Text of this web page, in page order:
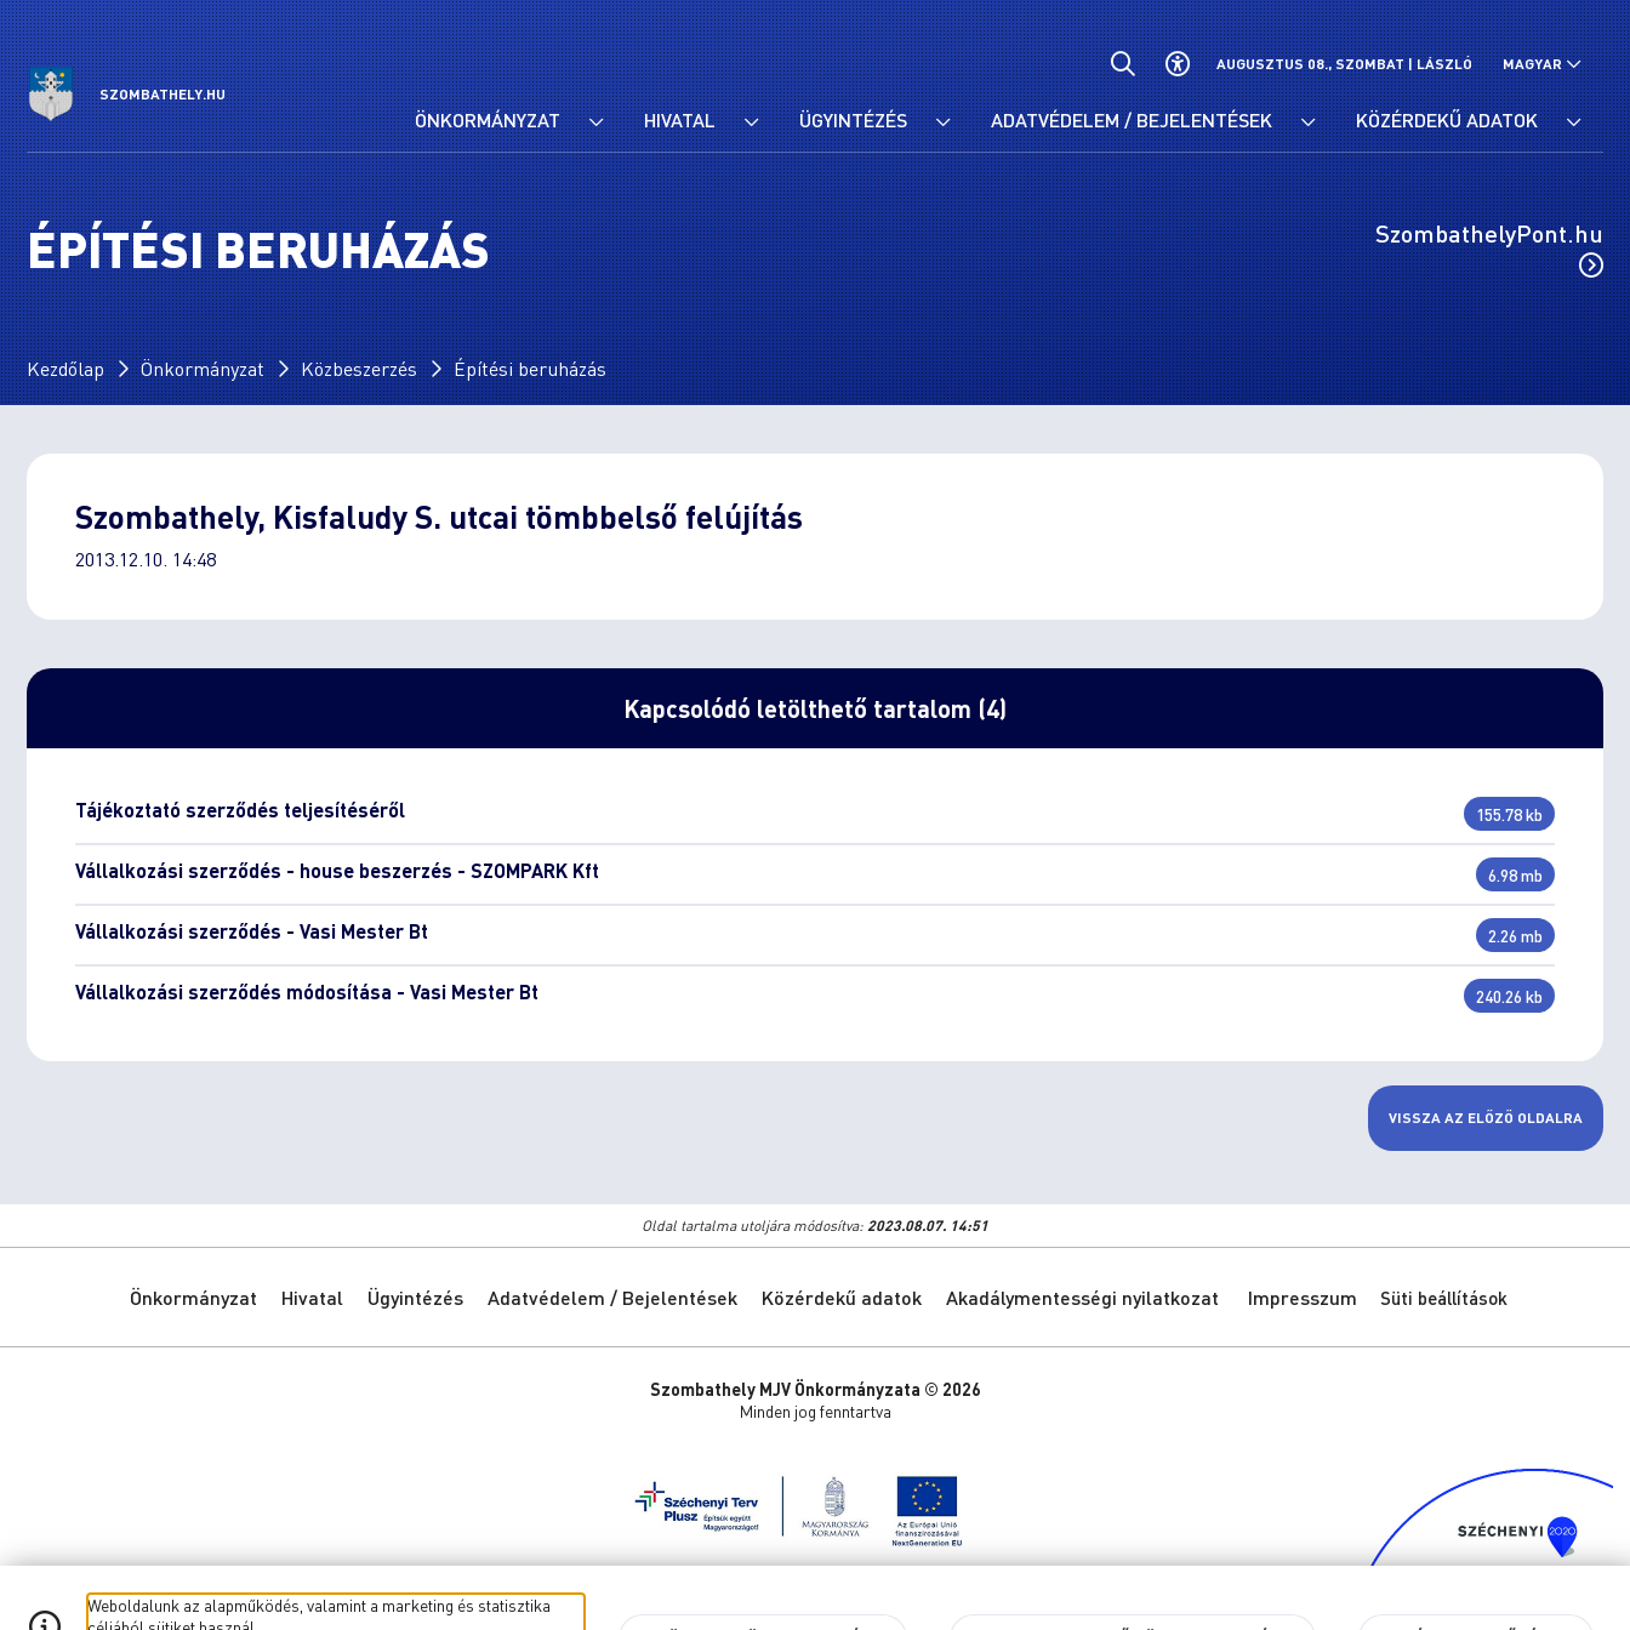
SZOMBATHELY.HU
AUGUSZTUS 08., SZOMBAT |LÁSZLÓ MAGYAR
ÖNKORMÁNYZAT HIVATAL ÜGYINTÉZÉS ADATVÉDELEM / BEJELENTÉSEK KÖZÉRDEKŰ ADATOK
ÉPÍTÉSI BERUHÁZÁS SzombathelyPont.hu
Kezdőlap Önkormányzat Közbeszerzés Építési beruházás
Szombathely, Kisfaludy S. utcai tömbbelső felújítás
2013.12.10. 14:48
Kapcsolódó letölthető tartalom (4)
Tájékoztató szerződés teljesítéséről 155.78 kb
Vállalkozási szerződés - house beszerzés - SZOMPARK Kft 6.98 mb
Vállalkozási szerződés - Vasi Mester Bt 2.26 mb
Vállalkozási szerződés módosítása - Vasi Mester Bt 240.26 kb
VISSZA AZ ELŐZŐ OLDALRA
Oldal tartalma utoljára módosítva: 2023.08.07. 14:51
Önkormányzat Hivatal Ügyintézés Adatvédelem / Bejelentések Közérdekű adatok Akadálymentességi nyilatkozat Impresszum Süti beállítások
Szombathely MJV Önkormányzata © 2026
Minden jog fenntartva
Weboldalunk az alapműködés, valamint a marketing és statisztika